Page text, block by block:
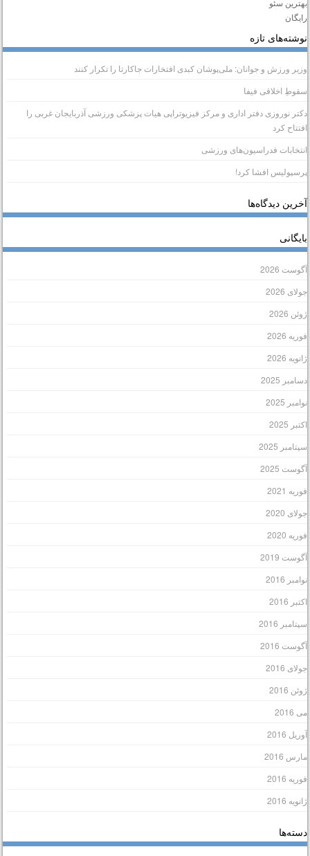
تازه
ورزش و جوانان: ملی‌پوشان کبدی افتخارات جاکارتا را تکرار کنند
اخلاقی فیفا
نوروزی دفتر اداری و مرکز فیزیوتراپی هیات پزشکی ورزشی آذربایجان غربی را
کرد
فدراسیون‌های ورزشی
افشا کرد!
دیدگاه‌ها
2026
2026
2026
2026
2026
2025
2025
2025
2025
2025
2021
2020
2020
2019
2016
2016
2016
2016
2016
2016
2016
2016
2016
2016
2016